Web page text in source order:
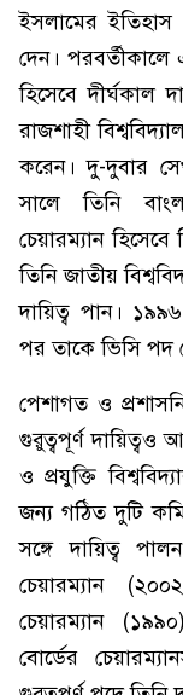
ইসলামের ইতিহাস
দেন।
হিসেবে দীর্ঘকাল
রাজশাহী
করেন। দু-দুবার
সালে তিনি
চেয়ারম্যান
তিনি জাতীয়
দায়িত্ব পান।
পর তাকে ভিসি পদ
পেশাগত ও
গুরুত্বপূর্ণ দায়িত্বও
ও প্রযুক্তি
জন্য গঠিত দুটি
সঙ্গে দায়িত্ব
চেয়ারম্যান
চেয়ারম্যান
বোর্ডের